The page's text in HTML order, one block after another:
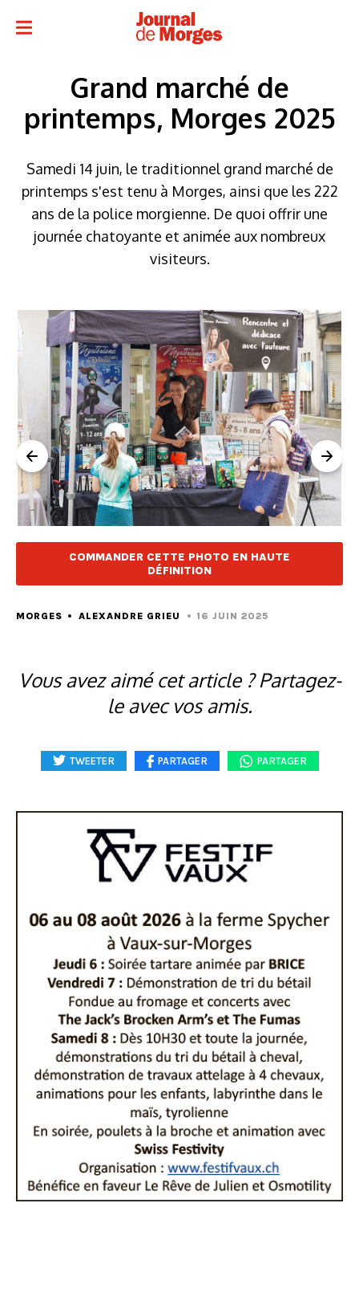
Grand marché de
printemps, Morges 2025
Samedi 14 juin, le traditionnel grand marché de
printemps s'est tenu à Morges, ainsi que les 222
ans de la police morgienne. De quoi offrir une
journée chatoyante et animée aux nombreux
visiteurs.
COMMANDER CETTE PHOTO EN HAUTE
DÉFINITION
MORGES ALEXANDRE GRIEU 16 JUIN 2025
Vous avez aimé cet article ? Partagez-
le avec vos amis.
TWEETER PARTAGER PARTAGER